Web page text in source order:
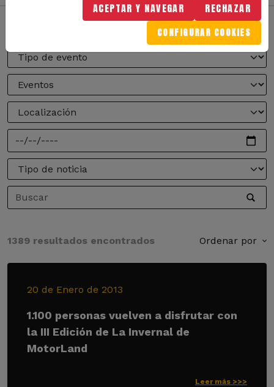
1389 resultados encontrados Ordenar por
20 de Enero de 2013
1.100 personas vuelven a disfrutar con
la III Edición de La Invernal de
MotorLand
Leer más >>>
ACEPTAR Y NAVEGAR RECHAZAR
CONFIGURAR COOKIES